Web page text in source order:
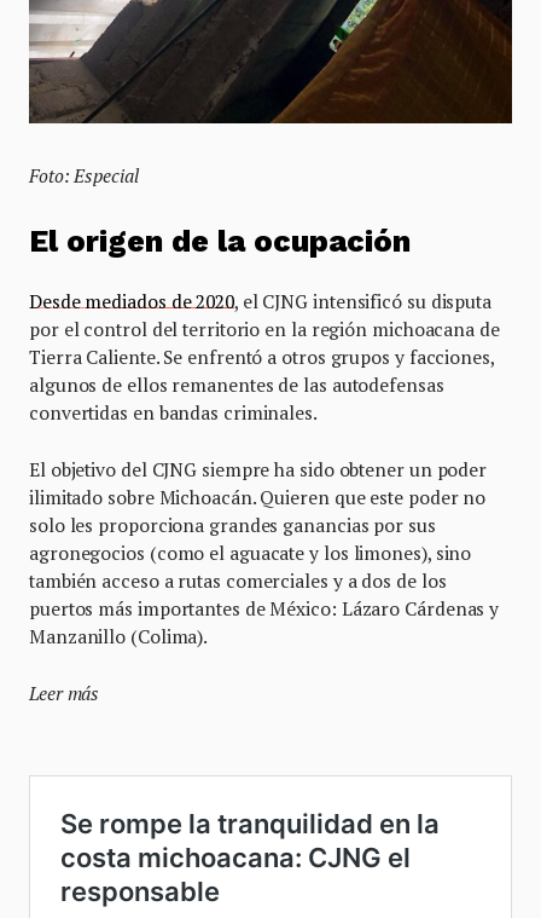
Foto: Especial
El origen de la ocupación
Desde mediados de 2020, el CJNG intensificó su disputa
por el control del territorio en la región michoacana de
Tierra Caliente. Se enfrentó a otros grupos y facciones,
algunos de ellos remanentes de las autodefensas
convertidas en bandas criminales.
El objetivo del CJNG siempre ha sido obtener un poder
ilimitado sobre Michoacán. Quieren que este poder no
solo les proporciona grandes ganancias por sus
agronegocios (como el aguacate y los limones), sino
también acceso a rutas comerciales y a dos de los
puertos más importantes de México: Lázaro Cárdenas y
Manzanillo (Colima).
Leer más